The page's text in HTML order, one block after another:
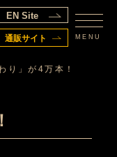
通販サイト
EN Site
MENU
り」が4万本！